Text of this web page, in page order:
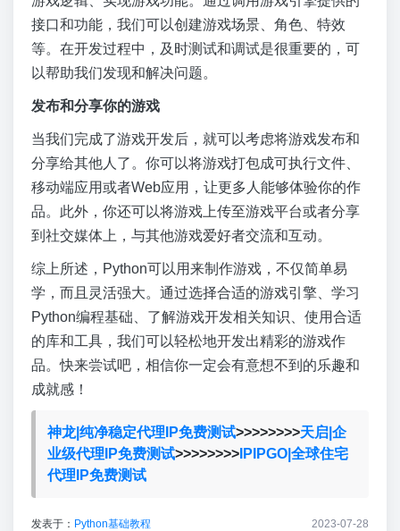
接口和功能，我们可以创建游戏场景、角色、特效
等。在开发过程中，及时测试和调试是很重要的，可
以帮助我们发现和解决问题。
发布和分享你的游戏
当我们完成了游戏开发后，就可以考虑将游戏发布和
分享给其他人了。你可以将游戏打包成可执行文件、
移动端应用或者Web应用，让更多人能够体验你的作
品。此外，你还可以将游戏上传至游戏平台或者分享
到社交媒体上，与其他游戏爱好者交流和互动。
综上所述，Python可以用来制作游戏，不仅简单易
学，而且灵活强大。通过选择合适的游戏引擎、学习
Python编程基础、了解游戏开发相关知识、使用合适
的库和工具，我们可以轻松地开发出精彩的游戏作
品。快来尝试吧，相信你一定会有意想不到的乐趣和
成就感！
神龙|纯净稳定代理IP免费测试>>>>>>>>天启|企
业级代理IP免费测试>>>>>>>>IPIPGO|全球住宅
代理IP免费测试
发表于： Python基础教程 2023-07-28